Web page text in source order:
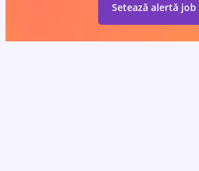
Setează alertă job